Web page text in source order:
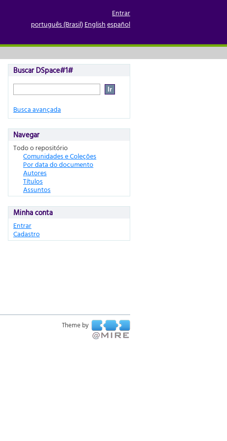
Má Gestão;
Incompetência
Entrar
português (Brasil)Englishespañol
Buscar DSpace#1#
Busca avançada
Navegar
Todo o repositório
Comunidades e Coleções
Por data do documento
Autores
Títulos
Assuntos
Minha conta
Entrar
Cadastro
Theme by